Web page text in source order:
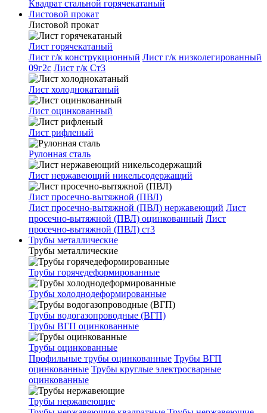
Квадрат стальной горячекатаный
Листовой прокат
Листовой прокат
Лист горячекатаный
Лист г/к конструкционный Лист г/к низколегированный
09г2с Лист г/к Ст3
Лист холоднокатаный
Лист оцинкованный
Лист рифленый
Рулонная сталь
Лист нержавеющий никельсодержащий
Лист просечно-вытяжной (ПВЛ)
Лист просечно-вытяжной (ПВЛ) нержавеющий Лист
просечно-вытяжной (ПВЛ) оцинкованный Лист
просечно-вытяжной (ПВЛ) ст3
Трубы металлические
Трубы металлические
Трубы горячедеформированные
Трубы холоднодеформированные
Трубы водогазопроводные (ВГП)
Трубы ВГП оцинкованные
Трубы оцинкованные
Профильные трубы оцинкованные Трубы ВГП
оцинкованные Трубы круглые электросварные
оцинкованные
Трубы нержавеющие